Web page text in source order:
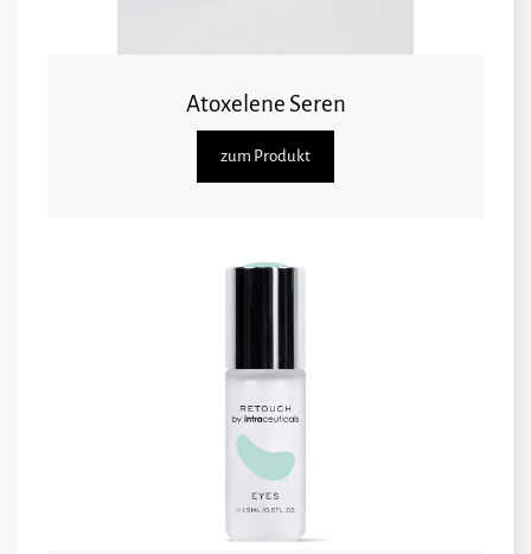
Atoxelene Seren
zum Produkt